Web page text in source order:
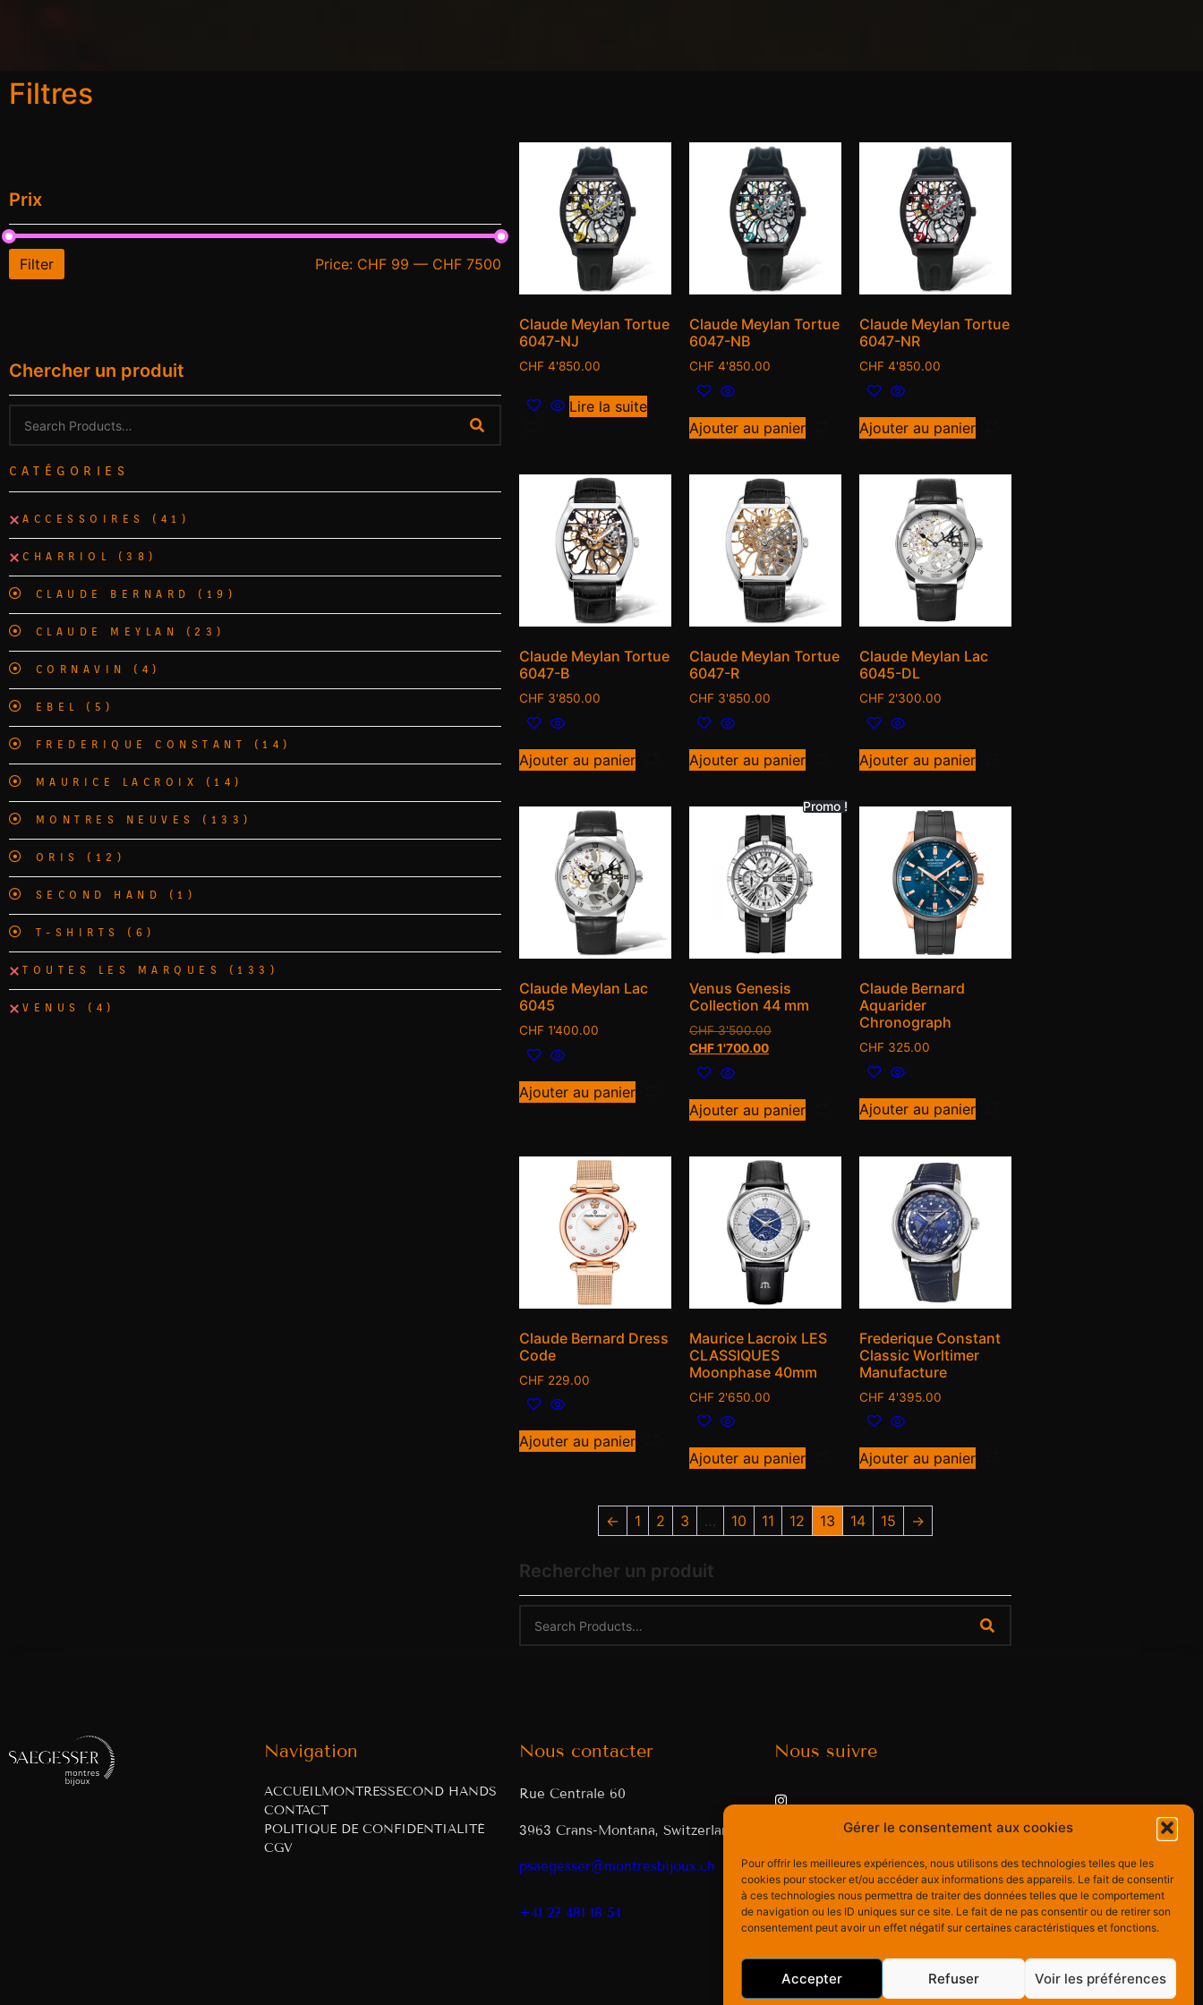
Gérer le consentement aux cookies
Pour offrir les meilleures expériences, nous utilisons des technologies telles que les
cookies pour stocker et/ou accéder aux informations des appareils. Le fait de consentir
à ces technologies nous permettra de traiter des données telles que le comportement
de navigation ou les ID uniques sur ce site. Le fait de ne pas consentir ou de retirer son
consentement peut avoir un effet négatif sur certaines caractéristiques et fonctions.
Accepter Refuser Voir les préférences
Filtres
Prix
Filter Price: CHF 99 — CHF 7500
Chercher un produit
CATÉGORIES
ACCESSOIRES (41)
CHARRIOL (38)
CLAUDE BERNARD (19)
CLAUDE MEYLAN (23)
CORNAVIN (4)
EBEL (5)
FREDERIQUE CONSTANT (14)
MAURICE LACROIX (14)
MONTRES NEUVES (133)
ORIS (12)
SECOND HAND (1)
T-SHIRTS (6)
TOUTES LES MARQUES (133)
VENUS (4)
Claude Meylan Tortue
6047-NJ
CHF 4'850.00
Lire la suite
Claude Meylan Tortue
6047-NB
CHF 4'850.00
Ajouter au panier
Claude Meylan Tortue
6047-NR
CHF 4'850.00
Ajouter au panier
Claude Meylan Tortue
6047-B
CHF 3'850.00
Ajouter au panier
Claude Meylan Tortue
6047-R
CHF 3'850.00
Ajouter au panier
Claude Meylan Lac
6045-DL
CHF 2'300.00
Ajouter au panier
Claude Meylan Lac
6045
CHF 1'400.00
Ajouter au panier
Promo !
Venus Genesis
Collection 44 mm
CHF3'500.00
CHF1'700.00
Ajouter au panier
Claude Bernard
Aquarider
Chronograph
CHF 325.00
Ajouter au panier
Claude Bernard Dress
Code
CHF 229.00
Ajouter au panier
Maurice Lacroix LES
CLASSIQUES
Moonphase 40mm
CHF 2'650.00
Ajouter au panier
Frederique Constant
Classic Worltimer
Manufacture
CHF 4'395.00
Ajouter au panier
← 1 2 3 … 10 11 12 13 14 15 →
Rechercher un produit
Navigation
ACCUEILMONTRESSECOND HANDS
CONTACT
POLITIQUE DE CONFIDENTIALITÉ
CGV
Nous contacter
Rue Centrale 60
3963 Crans-Montana, Switzerland
psaegesser@montresbijoux.ch
+41 27 481 18 54
Nous suivre